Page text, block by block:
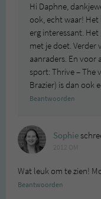
Hi Daphne,
ook, echt waar!
erg interessant.
met je doet. Verder
aanraders. En voor
sport: Thrive – The
Brazier) is dan ook
Beantwoorden
Sophie
Wat leuk om te zien!
Beantwoorden